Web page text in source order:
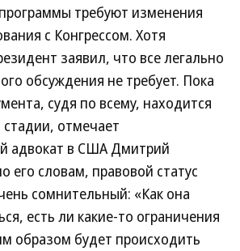
требуют изменения
с Конгрессом. Хотя
заявил, что все легально
обсуждения не требует. Пока
судя по всему, находится
отмечает
адвокат в США Дмитрий
его словам, правовой статус
сомнительный: «Как она
есть ли какие-то ограничения
образом будет происходить